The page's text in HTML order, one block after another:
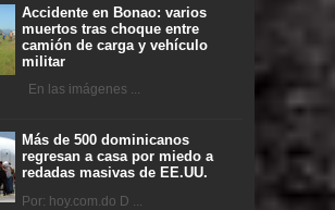
Accidente en Bonao: varios
muertos tras choque entre
camión de carga y vehículo
militar
En las imágenes ...
Más de 500 dominicanos
regresan a casa por miedo a
redadas masivas de EE.UU.
Por: hoy.com.do D ...